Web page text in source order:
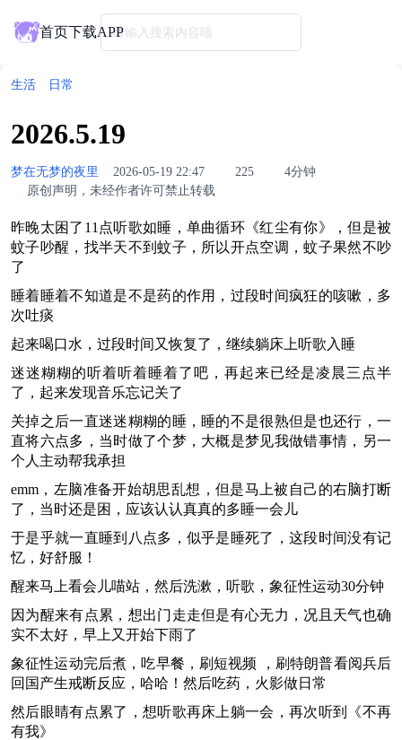
首页下载APP请输入搜索内容喵
生活 日常
2026.5.19
梦在无梦的夜里 2026-05-19 22:47 225
4分钟
原创声明，未经作者许可禁止转载
昨晚太困了11点听歌如睡，单曲循环《红尘有你》，但是被
蚊子吵醒，找半天不到蚊子，所以开点空调，蚊子果然不吵
了
睡着睡着不知道是不是药的作用，过段时间疯狂的咳嗽，多
次吐痰
起来喝口水，过段时间又恢复了，继续躺床上听歌入睡
迷迷糊糊的听着听着睡着了吧，再起来已经是凌晨三点半
了，起来发现音乐忘记关了
关掉之后一直迷迷糊糊的睡，睡的不是很熟但是也还行，一
直将六点多，当时做了个梦，大概是梦见我做错事情，另一
个人主动帮我承担
emm，左脑准备开始胡思乱想，但是马上被自己的右脑打断
了，当时还是困，应该认认真真的多睡一会儿
于是乎就一直睡到八点多，似乎是睡死了，这段时间没有记
忆，好舒服！
醒来马上看会儿喵站，然后洗漱，听歌，象征性运动30分钟
因为醒来有点累，想出门走走但是有心无力，况且天气也确
实不太好，早上又开始下雨了
象征性运动完后煮，吃早餐，刷短视频 ，刷特朗普看阅兵后
回国产生戒断反应，哈哈！然后吃药，火影做日常
然后眼睛有点累了，想听歌再床上躺一会，再次听到《不再
有我》